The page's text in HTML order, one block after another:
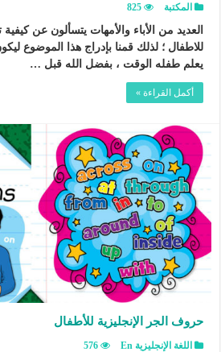
المكتبة 825
العديد من الأباء والأمهات يتسألون عن
للاطفال ؛ لذلك قمنا بإدراج هذا الموضوع
يعلم طفله الوقت ، بفضل الله قبل …
أكمل القراءة »
حروف الجر الإنجليزية للأطفال
اللغة الإنجليزية En 576